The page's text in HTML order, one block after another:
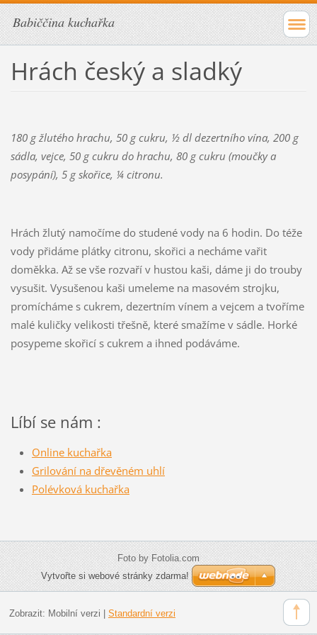
Babiččina kuchařka
Hrách český a sladký
180 g žlutého hrachu, 50 g cukru, ½ dl dezertního vína, 200 g
sádla, vejce, 50 g cukru do hrachu, 80 g cukru (moučky a
posypání), 5 g skořice, ¼ citronu.
Hrách žlutý namočíme do studené vody na 6 hodin. Do téže
vody přidáme plátky citronu, skořici a necháme vařit
doměkka. Až se vše rozvaří v hustou kaši, dáme ji do trouby
vysušit. Vysušenou kaši umeleme na masovém strojku,
promícháme s cukrem, dezertním vínem a vejcem a tvoříme
malé kuličky velikosti třešně, které smažíme v sádle. Horké
posypeme skořicí s cukrem a ihned podáváme.
Líbí se nám :
Online kuchařka
Grilování na dřevěném uhlí
Polévková kuchařka
Foto by Fotolia.com
Vytvořte si webové stránky zdarma!
Zobrazit: Mobilní verzi Standardní verzi